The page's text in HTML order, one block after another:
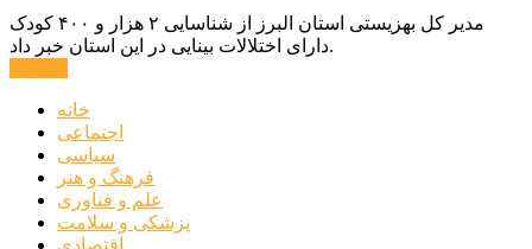
مدیر کل بهزیستی استان البرز از شناسایی ۲ هزار و ۴۰۰ کودک
دارای اختلالات بینایی در این استان خبر داد.
خانه
اجتماعی
سیاسی
فرهنگ و هنر
علم و فناوری
پزشکی و سلامت
اقتصادی